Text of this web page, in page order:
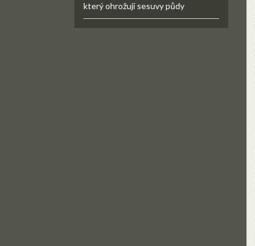
který ohrožují sesuvy půdy